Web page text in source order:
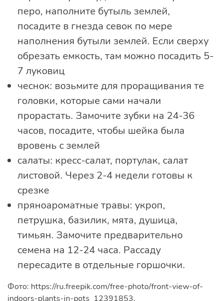
перо, наполните бутыль землей,
посадите в гнезда севок по мере
наполнения бутыли землей. Если сверху
обрезать емкость, там можно посадить 5-
7 луковиц
чеснок: возьмите для проращивания те
головки, которые сами начали
прорастать. Замочите зубки на 24-36
часов, посадите, чтобы шейка была
вровень с землей
салаты: кресс-салат, портулак, салат
листовой. Через 2-4 недели готовы к
срезке
пряноароматные травы: укроп,
петрушка, базилик, мята, душица,
тимьян. Замочите предварительно
семена на 12-24 часа. Рассаду
пересадите в отдельные горшочки.
Фото: https://ru.freepik.com/free-photo/front-view-of-
indoors-plants-in-pots_12391853.